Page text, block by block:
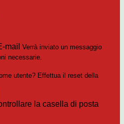
mail Verrà inviato un messaggio
necessarie.
utente? Effettua il reset della
la casella di posta